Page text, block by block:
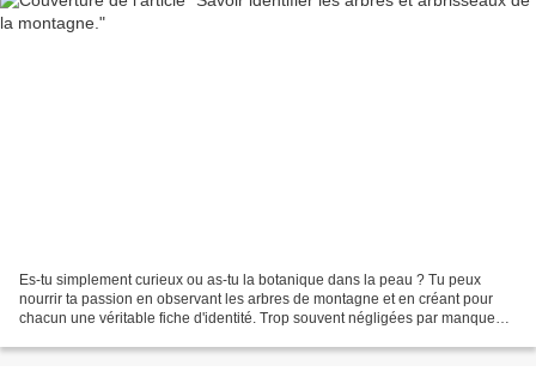
Es-tu simplement curieux ou as-tu la botanique dans la peau ? Tu peux
nourrir ta passion en observant les arbres de montagne et en créant pour
chacun une véritable fiche d'identité. Trop souvent négligées par manque